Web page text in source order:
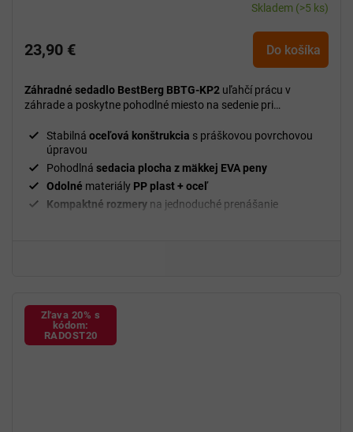
Skladem (>5 ks)
23,90 € Do košíka
Záhradné sedadlo BestBerg BBTG-KP2 uľahčí prácu v
záhrade a poskytne pohodlné miesto na sedenie pri
Stabilná oceľová konštrukcia s práškovou povrchovou
úpravou
Pohodlná sedacia plocha z mäkkej EVA peny
Odolné materiály PP plast + oceľ
Kompaktné rozmery na jednoduché prenášanie
Zľava 20% s
kódom:
RADOST20